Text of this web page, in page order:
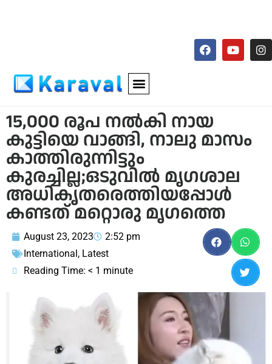
15,000 രൂപ നല്‍കി നായ
കുട്ടിയെ വാങ്ങി, നാലു മാസം
കാത്തിരുന്നിട്ടും
കുരച്ചില്ല;ഒടുവിൽ മൃഗശാല
അധികൃതരെത്തിയപ്പോൾ
കണ്ടത് മറ്റൊരു മൃഗത്തെ
August 23, 2023
2:52 pm
International, Latest
Reading Time: < 1 minute